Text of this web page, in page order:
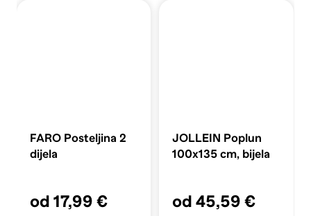
FARO Posteljina 2
dijela
od 17,99 €
JOLLEIN Poplun
100x135 cm, bijela
od 45,59 €